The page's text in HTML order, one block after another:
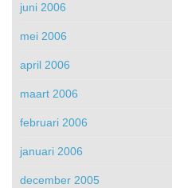
juni 2006
mei 2006
april 2006
maart 2006
februari 2006
januari 2006
december 2005